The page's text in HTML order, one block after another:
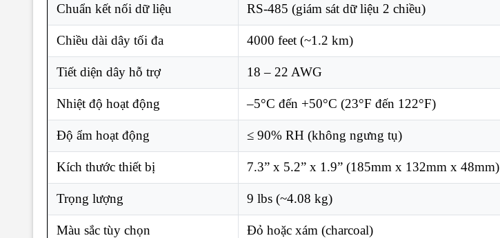
Chuẩn kết nối dữ liệu RS-485 (giám sát dữ liệu 2 chiều)
Chiều dài dây tối đa 4000 feet (~1.2 km)
Tiết diện dây hỗ trợ 18 – 22 AWG
Nhiệt độ hoạt động –5°C đến +50°C (23°F đến 122°F)
Độ ẩm hoạt động ≤ 90% RH (không ngưng tụ)
Kích thước thiết bị 7.3” x 5.2” x 1.9” (185mm x 132mm x 48mm)
Trọng lượng 9 lbs (~4.08 kg)
Màu sắc tùy chọn Đỏ hoặc xám (charcoal)